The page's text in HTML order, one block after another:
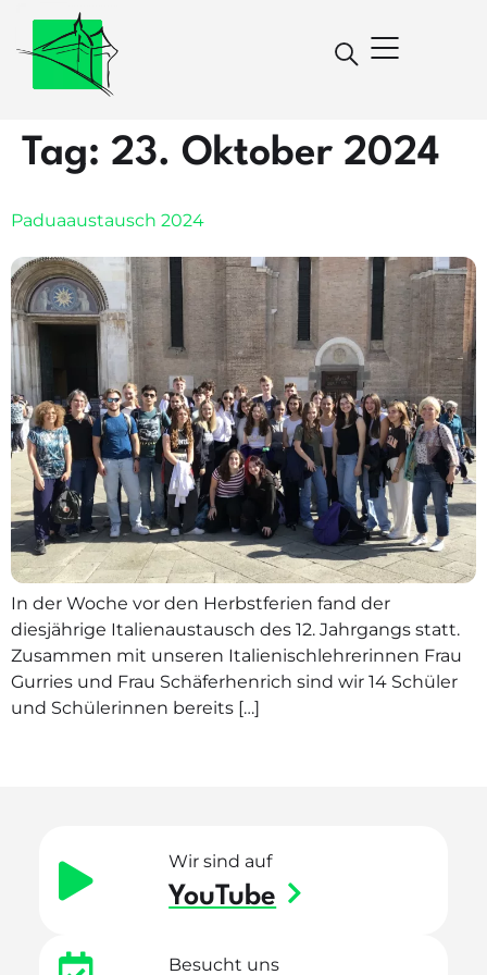
Tag: 23. Oktober 2024
Paduaaustausch 2024
In der Woche vor den Herbstferien fand der
diesjährige Italienaustausch des 12. Jahrgangs statt.
Zusammen mit unseren Italienischlehrerinnen Frau
Gurries und Frau Schäferhenrich sind wir 14 Schüler
und Schülerinnen bereits […]
Wir sind auf
YouTube
Besucht uns